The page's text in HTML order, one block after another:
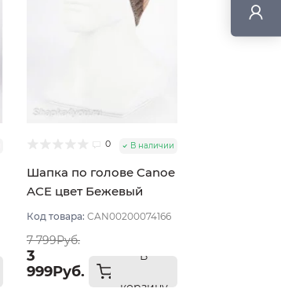
0 В наличии
Шапка по голове Canoe
ACE цвет Бежевый
тёмный
Код товара: CAN00200074166
7 799Руб.
3
999Руб.
В
корзину